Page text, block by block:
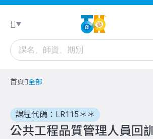
首頁 全部
課程代碼：LR115＊＊
公共工程品質管理人員回訓